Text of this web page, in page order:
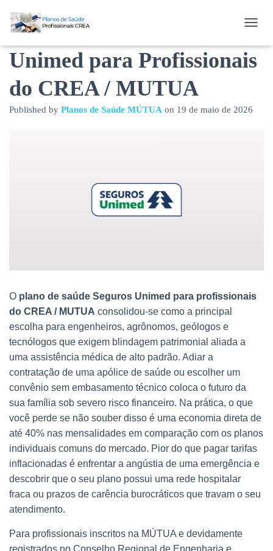
G
A
Plano de Saúde Seguros
Unimed para Profissionais
do CREA / MUTUA
Published by Planos de Saúde MÚTUA on 19 de maio de 2026
O plano de saúde Seguros Unimed para profissionais
do CREA / MUTUA consolidou-se como a principal
escolha para engenheiros, agrônomos, geólogos e
tecnólogos que exigem blindagem patrimonial aliada a
uma assistência médica de alto padrão. Adiar a
contratação de uma apólice de saúde ou escolher um
convênio sem embasamento técnico coloca o futuro da
sua família sob severo risco financeiro. Na prática, o que
você perde se não souber disso é uma economia direta de
até 40% nas mensalidades em comparação com os planos
individuais comuns do mercado. Pior do que pagar tarifas
inflacionadas é enfrentar a angústia de uma emergência e
descobrir que o seu plano possui uma rede hospitalar
fraca ou prazos de carência burocráticos que travam o seu
atendimento.
Para profissionais inscritos na MÚTUA e devidamente